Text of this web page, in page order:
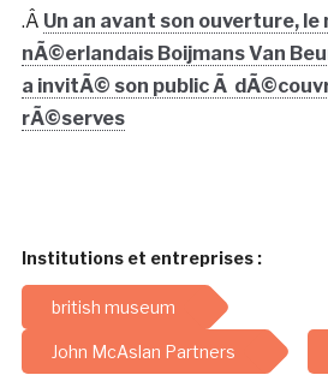
.Â Un an avant son ouverture,
nÃ©erlandais Boijmans Van
a invitÃ© son public Ã
rÃ©serves
Institutions et entreprises :
british museum
John McAslan Partners